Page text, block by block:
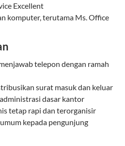
Excellent
komputer, terutama Ms. Office
telepon dengan ramah
surat masuk dan keluar
dasar kantor
tetap rapi dan terorganisir
kepada pengunjung